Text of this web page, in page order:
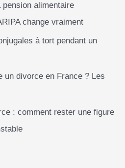
alimentaire
change vraiment
à tort pendant un
un divorce en France ? Les
: comment rester une figure